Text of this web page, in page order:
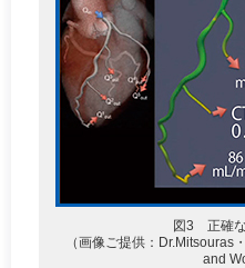
図3 正確な
（画像ご提供：
and